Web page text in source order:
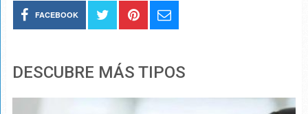
FACEBOOK
DESCUBRE MÁS TIPOS